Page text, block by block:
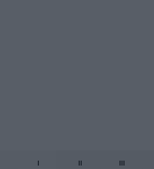
I II
III